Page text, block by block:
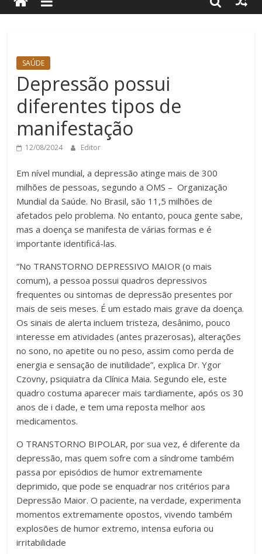
SAÚDE
Depressão possui
diferentes tipos de
manifestação
12/08/2024 Editor
Em nível mundial, a depressão atinge mais de 300
milhões de pessoas, segundo a OMS – Organização
Mundial da Saúde. No Brasil, são 11,5 milhões de
afetados pelo problema. No entanto, pouca gente sabe,
mas a doença se manifesta de várias formas e é
importante identificá-las.
“No TRANSTORNO DEPRESSIVO MAIOR (o mais
comum), a pessoa possui quadros depressivos
frequentes ou sintomas de depressão presentes por
mais de seis meses. É um estado mais grave da doença.
Os sinais de alerta incluem tristeza, desânimo, pouco
interesse em atividades (antes prazerosas), alterações
no sono, no apetite ou no peso, assim como perda de
energia e sensação de inutilidade”, explica Dr. Ygor
Czovny, psiquiatra da Clínica Maia. Segundo ele, este
quadro costuma aparecer mais tardiamente, após os 30
anos de i dade, e tem uma reposta melhor aos
medicamentos.
O TRANSTORNO BIPOLAR, por sua vez, é diferente da
depressão, mas quem sofre com a síndrome também
passa por episódios de humor extremamente
deprimido, que pode se enquadrar nos critérios para
Depressão Maior. O paciente, na verdade, experimenta
momentos extremamente opostos, vivendo também
explosões de humor extremo, intensa euforia ou
irritabilidade